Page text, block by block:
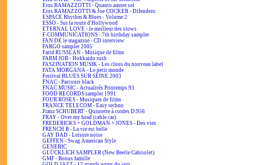
Eros RAMAZZOTTI - Quanto amore sei
Eros RAMAZZOTTI & Joe COCKER - Difendero
ESPACE Rhythm & Blues - Volume 2
ESSO - Sur la route d'Hollywood
ETERNAL LOVE - le meilleur des slows
F-COMMUNICATIONS - 7th birthday sampler
FAN DE le magazine - CD interview
FARGO sampler 2005
Farid RUSSLAN - Musique de films
FARM JOB - Hokkaïdo rush
FASZINATION MUSIK - Les clous du nouveau label
FATA MORGANA - Le petit monde
Festival BLUES SUR SEINE 2003
FNAC - Parcours black
FNAC MUSIC - Actualités Printemps 93
FOOD RECORDS sampler 1991
FOUR ROSES - Musiques de films
FRANCE TELECOM - Easy techno
Franz SCHUBERT - Quintette à cordes D.956
FRAY - Over my head (cable car)
FREDERICKS + GOLDMAN + JONES - Des vies
FRENCH B - La vie est belle
GAY DAD - Leisure noise
GEFFEN - Swag American Style
GENERIC
GLÜCKLICH SAMPLER (New Beetle Cabriolet)
GMF - Bonus famille